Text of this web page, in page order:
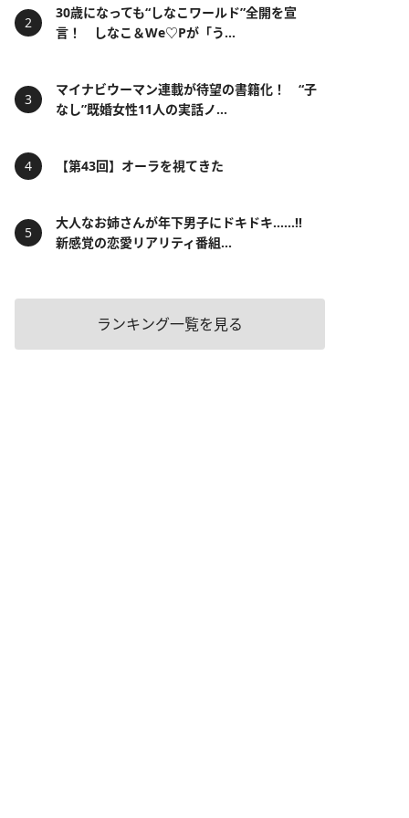
30歳になっても“しなこワールド”全開を宣
言！ しなこ＆We♡Pが「う...
マイナビウーマン連載が待望の書籍化！ “子
なし”既婚女性11人の実話ノ...
【第43回】オーラを視てきた
大人なお姉さんが年下男子にドキドキ……!!
新感覚の恋愛リアリティ番組...
ランキング一覧を見る